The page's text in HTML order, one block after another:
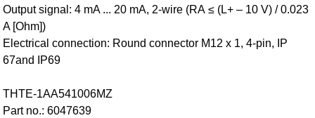
Output signal: 4 mA ... 20 mA, 2-wire (RA ≤ (L+ – 10 V) / 0.023
A [Ohm])
Electrical connection: Round connector M12 x 1, 4-pin, IP
67and IP69
THTE-1AA541006MZ
Part no.: 6047639